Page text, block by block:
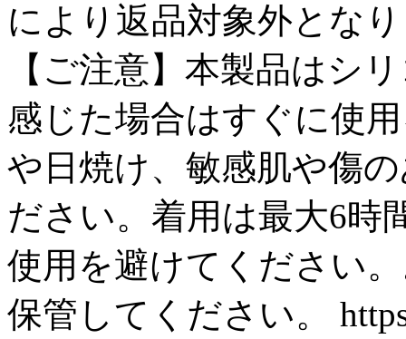
により返品対象外とな
【ご注意】本製品はシ
感じた場合はすぐに使
や日焼け、敏感肌や傷
ださい。着用は最大6時
使用を避けてください
保管してください。